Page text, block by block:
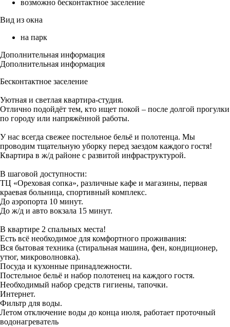
возможно бесконтактное заселение
Вид из окна
на парк
Дополнительная информация
Дополнительная информация
Бесконтактное заселение
Уютная и светлая квартира-студия.
Отлично подойдёт тем, кто ищет покой – после долгой прогулки
по городу или напряжённой работы.
У нас всегда свежее постельное бельё и полотенца. Мы
проводим тщательную уборку перед заездом каждого гостя!
Квартира в ж/д районе с развитой инфраструктурой.
В шаговой доступности:
ТЦ «Ореховая сопка», различные кафе и магазины, первая
краевая больница, спортивный комплекс.
До аэропорта 10 минут.
До ж/д и авто вокзала 15 минут.
В квартире 2 спальных места!
Есть всё необходимое для комфортного проживания:
Вся бытовая техника (стиральная машина, фен, кондиционер,
утюг, микроволновка).
Посуда и кухонные принадлежности.
Постельное бельё и набор полотенец на каждого гостя.
Необходимый набор средств гигиены, тапочки.
Интернет.
Фильтр для воды.
Летом отключение воды до конца июля, работает проточный
водонагреватель